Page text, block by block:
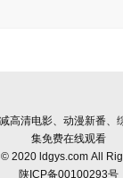
高清电影、动漫新番、
集免费在线观看
2020 ldgys.com All
陕ICP备00100293号